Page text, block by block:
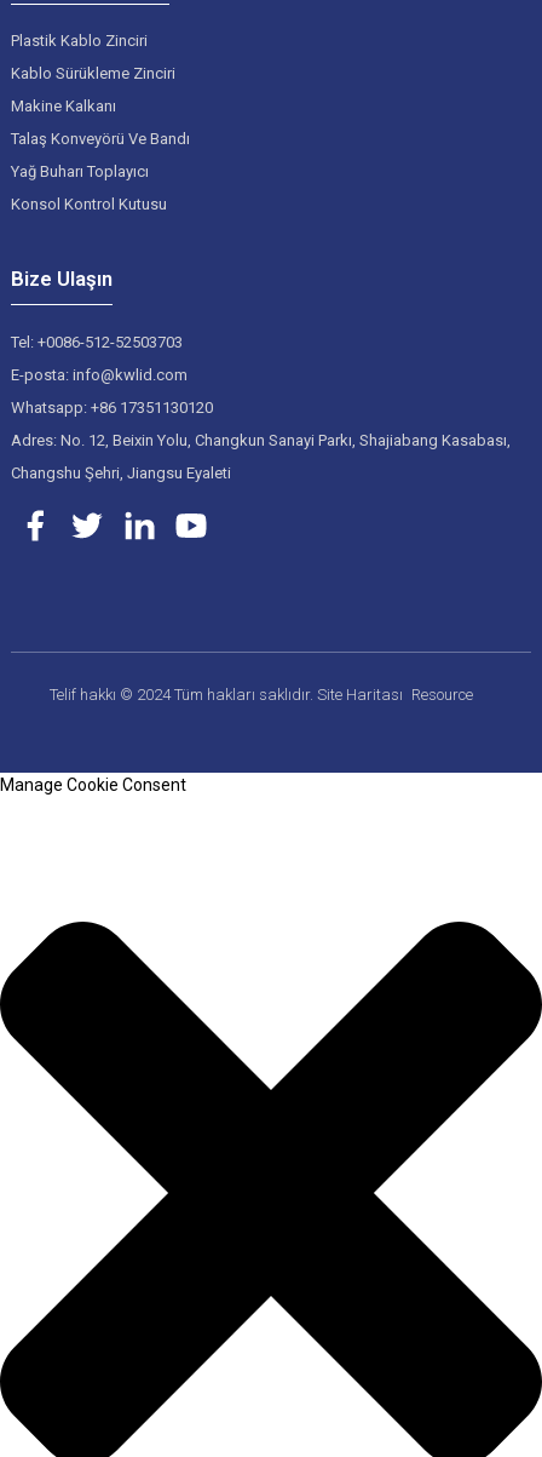
Plastik Kablo Zinciri
Kablo Sürükleme Zinciri
Makine Kalkanı
Talaş Konveyörü Ve Bandı
Yağ Buharı Toplayıcı
Konsol Kontrol Kutusu
Bize Ulaşın
Tel: +0086-512-52503703
E-posta: info@kwlid.com
Whatsapp: +86 17351130120
Adres: No. 12, Beixin Yolu, Changkun Sanayi Parkı, Shajiabang Kasabası,
Changshu Şehri, Jiangsu Eyaleti
Telif hakkı © 2024 Tüm hakları saklıdır.Site Haritası Resource
Manage Cookie Consent